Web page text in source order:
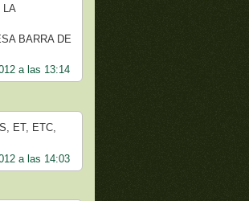
LA
BARRA DE
a las 13:14
ET, ETC,
a las 14:03